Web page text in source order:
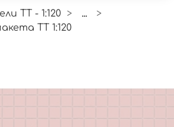
ТТ - 1:120
...
TT 1:120